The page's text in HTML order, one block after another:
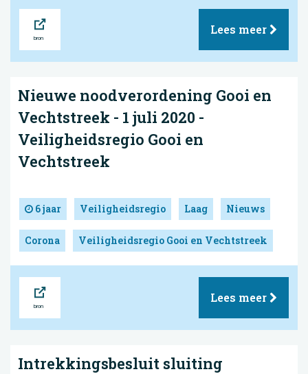
Lees meer
Nieuwe noodverordening Gooi en
Vechtstreek - 1 juli 2020 -
Veiligheidsregio Gooi en
Vechtstreek
6 jaar Veiligheidsregio Laag Nieuws
Corona Veiligheidsregio Gooi en Vechtstreek
Lees meer
Intrekkingsbesluit sluiting